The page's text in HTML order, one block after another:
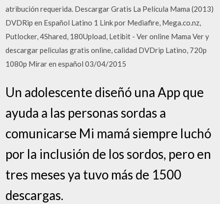
atribución requerida. Descargar Gratis La Película Mama (2013)
DVDRip en Español Latino 1 Link por Mediafire, Mega.co.nz,
Putlocker, 4Shared, 180Upload, Letibit - Ver online Mama Ver y
descargar peliculas gratis online, calidad DVDrip Latino, 720p
1080p Mirar en español 03/04/2015
Un adolescente diseñó una App que
ayuda a las personas sordas a
comunicarse Mi mamá siempre luchó
por la inclusión de los sordos, pero en
tres meses ya tuvo más de 1500
descargas.